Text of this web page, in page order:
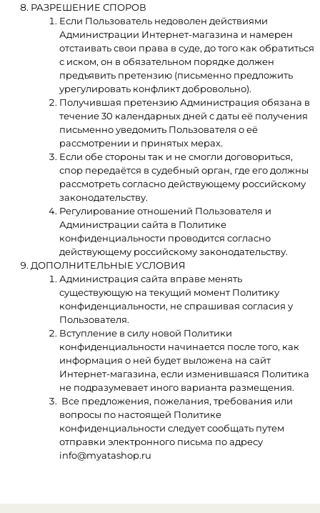
РАЗРЕШЕНИЕ СПОРОВ
Если Пользователь недоволен действиями
Администрации Интернет-магазина и намерен
отстаивать свои права в суде, до того как обратиться
с иском, он в обязательном порядке должен
предъявить претензию (письменно предложить
урегулировать конфликт добровольно).
Получившая претензию Администрация обязана в
течение 30 календарных дней с даты её получения
письменно уведомить Пользователя о её
рассмотрении и принятых мерах.
Если обе стороны так и не смогли договориться,
спор передаётся в судебный орган, где его должны
рассмотреть согласно действующему российскому
законодательству.
Регулирование отношений Пользователя и
Администрации сайта в Политике
конфиденциальности проводится согласно
действующему российскому законодательству.
ДОПОЛНИТЕЛЬНЫЕ УСЛОВИЯ
Администрация сайта вправе менять
существующую на текущий момент Политику
конфиденциальности, не спрашивая согласия у
Пользователя.
Вступление в силу новой Политики
конфиденциальности начинается после того, как
информация о ней будет выложена на сайт
Интернет-магазина, если изменившаяся Политика
не подразумевает иного варианта размещения.
Все предложения, пожелания, требования или
вопросы по настоящей Политике
конфиденциальности следует сообщать путем
отправки электронного письма по адресу
info@myatashop.ru